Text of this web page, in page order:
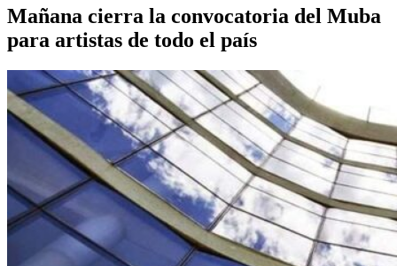
Mañana cierra la convocatoria del Muba
para artistas de todo el país